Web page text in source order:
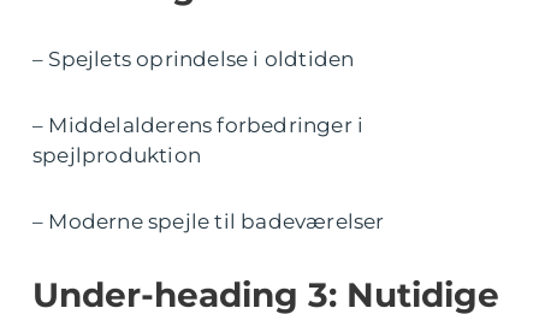
– Spejlets oprindelse i oldtiden
– Middelalderens forbedringer i
spejlproduktion
– Moderne spejle til badeværelser
Under-heading 3: Nutidige